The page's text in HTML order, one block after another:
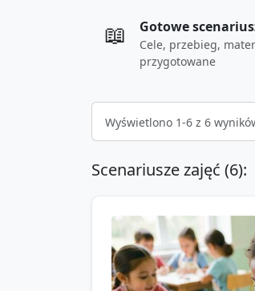
📖 Gotowe
Cele, przebieg,
przygotowane
Wyświetlono 1-6 z 6
Scenariusze zajęć (6):